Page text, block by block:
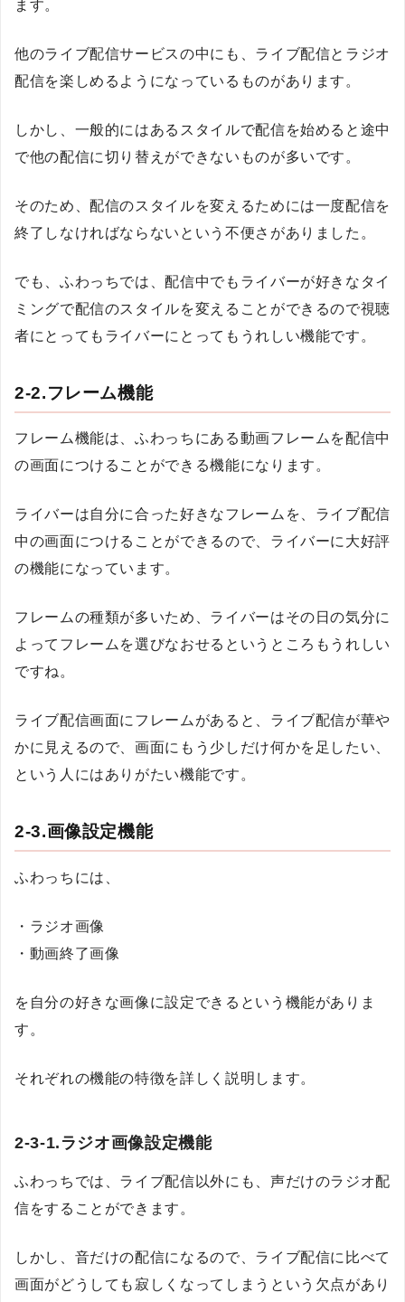
ます。
他のライブ配信サービスの中にも、ライブ配信とラジオ
配信を楽しめるようになっているものがあります。
しかし、一般的にはあるスタイルで配信を始めると途中
で他の配信に切り替えができないものが多いです。
そのため、配信のスタイルを変えるためには一度配信を
終了しなければならないという不便さがありました。
でも、ふわっちでは、配信中でもライバーが好きなタイ
ミングで配信のスタイルを変えることができるので視聴
者にとってもライバーにとってもうれしい機能です。
2-2.フレーム機能
フレーム機能は、ふわっちにある動画フレームを配信中
の画面につけることができる機能になります。
ライバーは自分に合った好きなフレームを、ライブ配信
中の画面につけることができるので、ライバーに大好評
の機能になっています。
フレームの種類が多いため、ライバーはその日の気分に
よってフレームを選びなおせるというところもうれしい
ですね。
ライブ配信画面にフレームがあると、ライブ配信が華や
かに見えるので、画面にもう少しだけ何かを足したい、
という人にはありがたい機能です。
2-3.画像設定機能
ふわっちには、
・ラジオ画像
・動画終了画像
を自分の好きな画像に設定できるという機能がありま
す。
それぞれの機能の特徴を詳しく説明します。
2-3-1.ラジオ画像設定機能
ふわっちでは、ライブ配信以外にも、声だけのラジオ配
信をすることができます。
しかし、音だけの配信になるので、ライブ配信に比べて
画面がどうしても寂しくなってしまうという欠点があり